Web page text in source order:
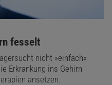
fesselt
nicht »einfach«
Erkrankung ins Gehirn
ansetzen.